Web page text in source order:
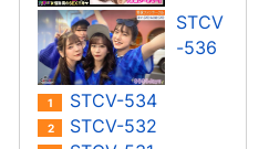
STCV
-536
1 STCV-534
2 STCV-532